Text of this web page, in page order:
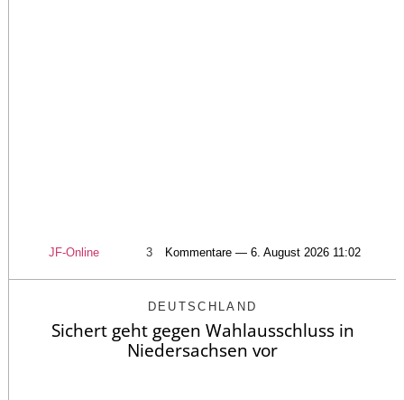
JF-Online 3 Kommentare — 6. August 2026 11:02
DEUTSCHLAND
Sichert geht gegen Wahlausschluss in
Niedersachsen vor